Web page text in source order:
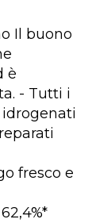
Il buono
è
- Tutti i
idrogenati
fresco e